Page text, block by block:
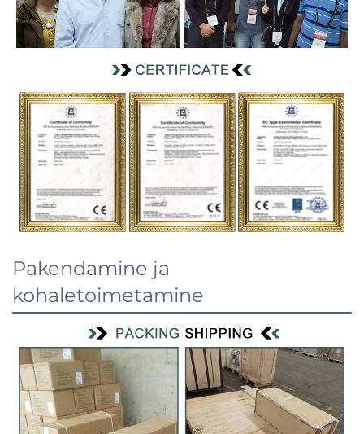
Pakendamine ja
kohaletoimetamine